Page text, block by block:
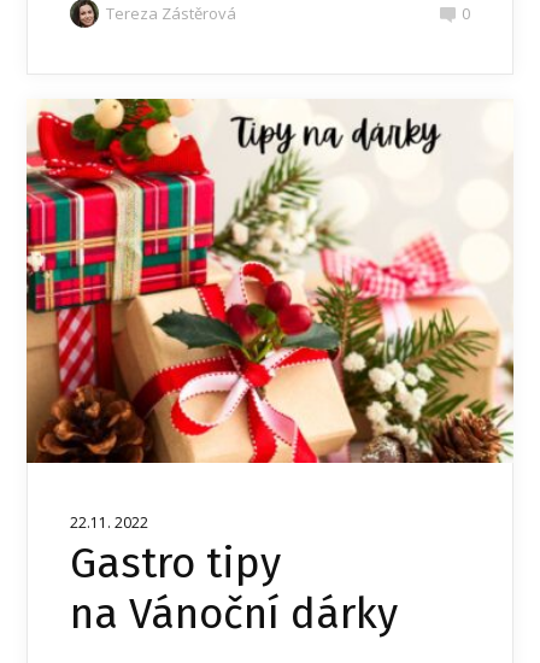
Tereza Zástěrová 0
22.11. 2022
Gastro tipy
na Vánoční dárky